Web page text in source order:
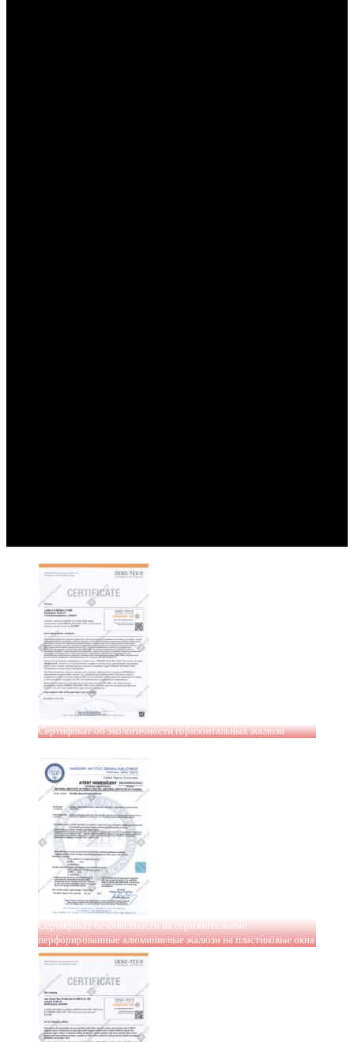
Сертификат об экологичности горизонтальных жалюзи
Сертификат безопастности на горизонтальные
перфорированные алюминиевые жалюзи на пластиковые окна